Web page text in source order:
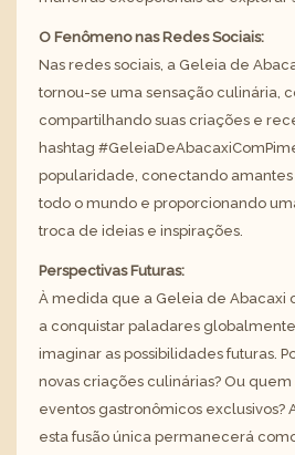
O Fenômeno nas Redes Sociais:
Nas redes sociais, a Geleia de
tornou-se uma sensação culinária,
compartilhando suas criações e
hashtag
popularidade, conectando
todo o mundo e proporcionando
troca de ideias e inspirações.
Perspectivas Futuras:
À medida que a Geleia de Abacaxi
a conquistar paladares
imaginar as possibilidades futuras.
novas criações culinárias? Ou
eventos gastronômicos exclusivos?
esta fusão única permanecerá